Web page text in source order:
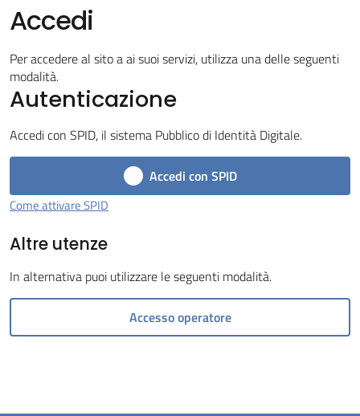
Vivere
Borgo
Tossignano
on-
Prenotazioni
gli
Accedi
Per accedere al sito a ai suoi servizi, utilizza una delle seguenti
modalità.
Autenticazione
Accedi con SPID, il sistema Pubblico di Identità Digitale.
Accedi con SPID
Come attivare SPID
Altre utenze
In alternativa puoi utilizzare le seguenti modalità.
Accesso operatore